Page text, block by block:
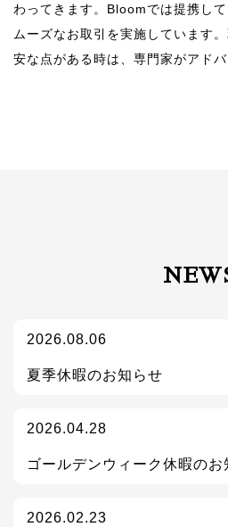
わってきます。Bloomでは提携し
ムーズなお取引を実施しています
安な点がある時は、専門家がアドバ
2026.08.06
夏季休暇のお知らせ
2026.04.28
ゴールデンウィーク休暇のお
2026.02.23